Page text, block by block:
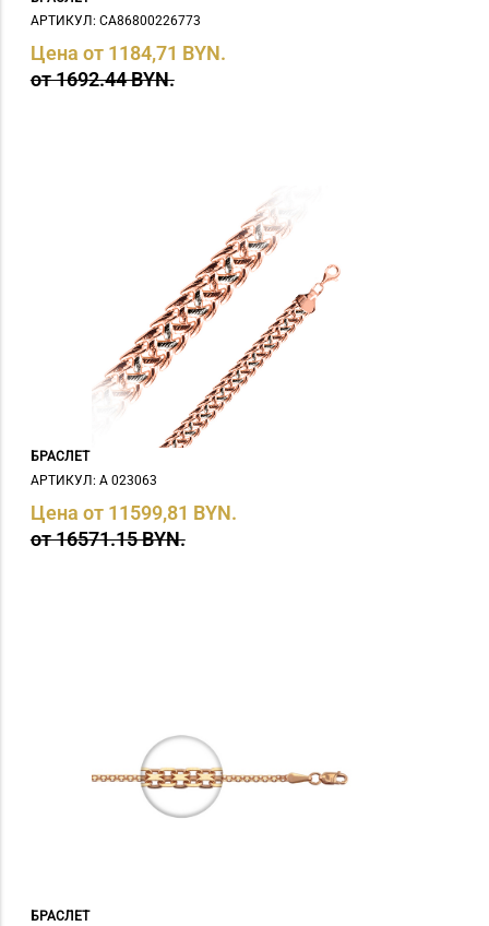
АРТИКУЛ: СA86800226773
Цена от 1184,71 BYN.
от 1692.44 BYN.
БРАСЛЕТ
АРТИКУЛ: А 023063
Цена от 11599,81 BYN.
от 16571.15 BYN.
БРАСЛЕТ